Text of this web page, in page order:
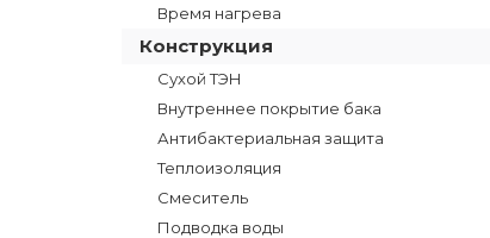
Время нагрева
Конструкция
Сухой ТЭН
Внутреннее покрытие бака
Антибактериальная защита
Теплоизоляция
Смеситель
Подводка воды